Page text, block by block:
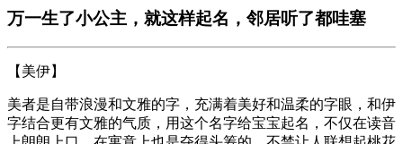
万一生了小公主，就这样起名，邻居听了都哇塞
【美伊】
美者是自带浪漫和文雅的字，充满着美好和温柔的字眼，和伊
字结合更有文雅的气质，用这个名字给宝宝起名，不仅在读音